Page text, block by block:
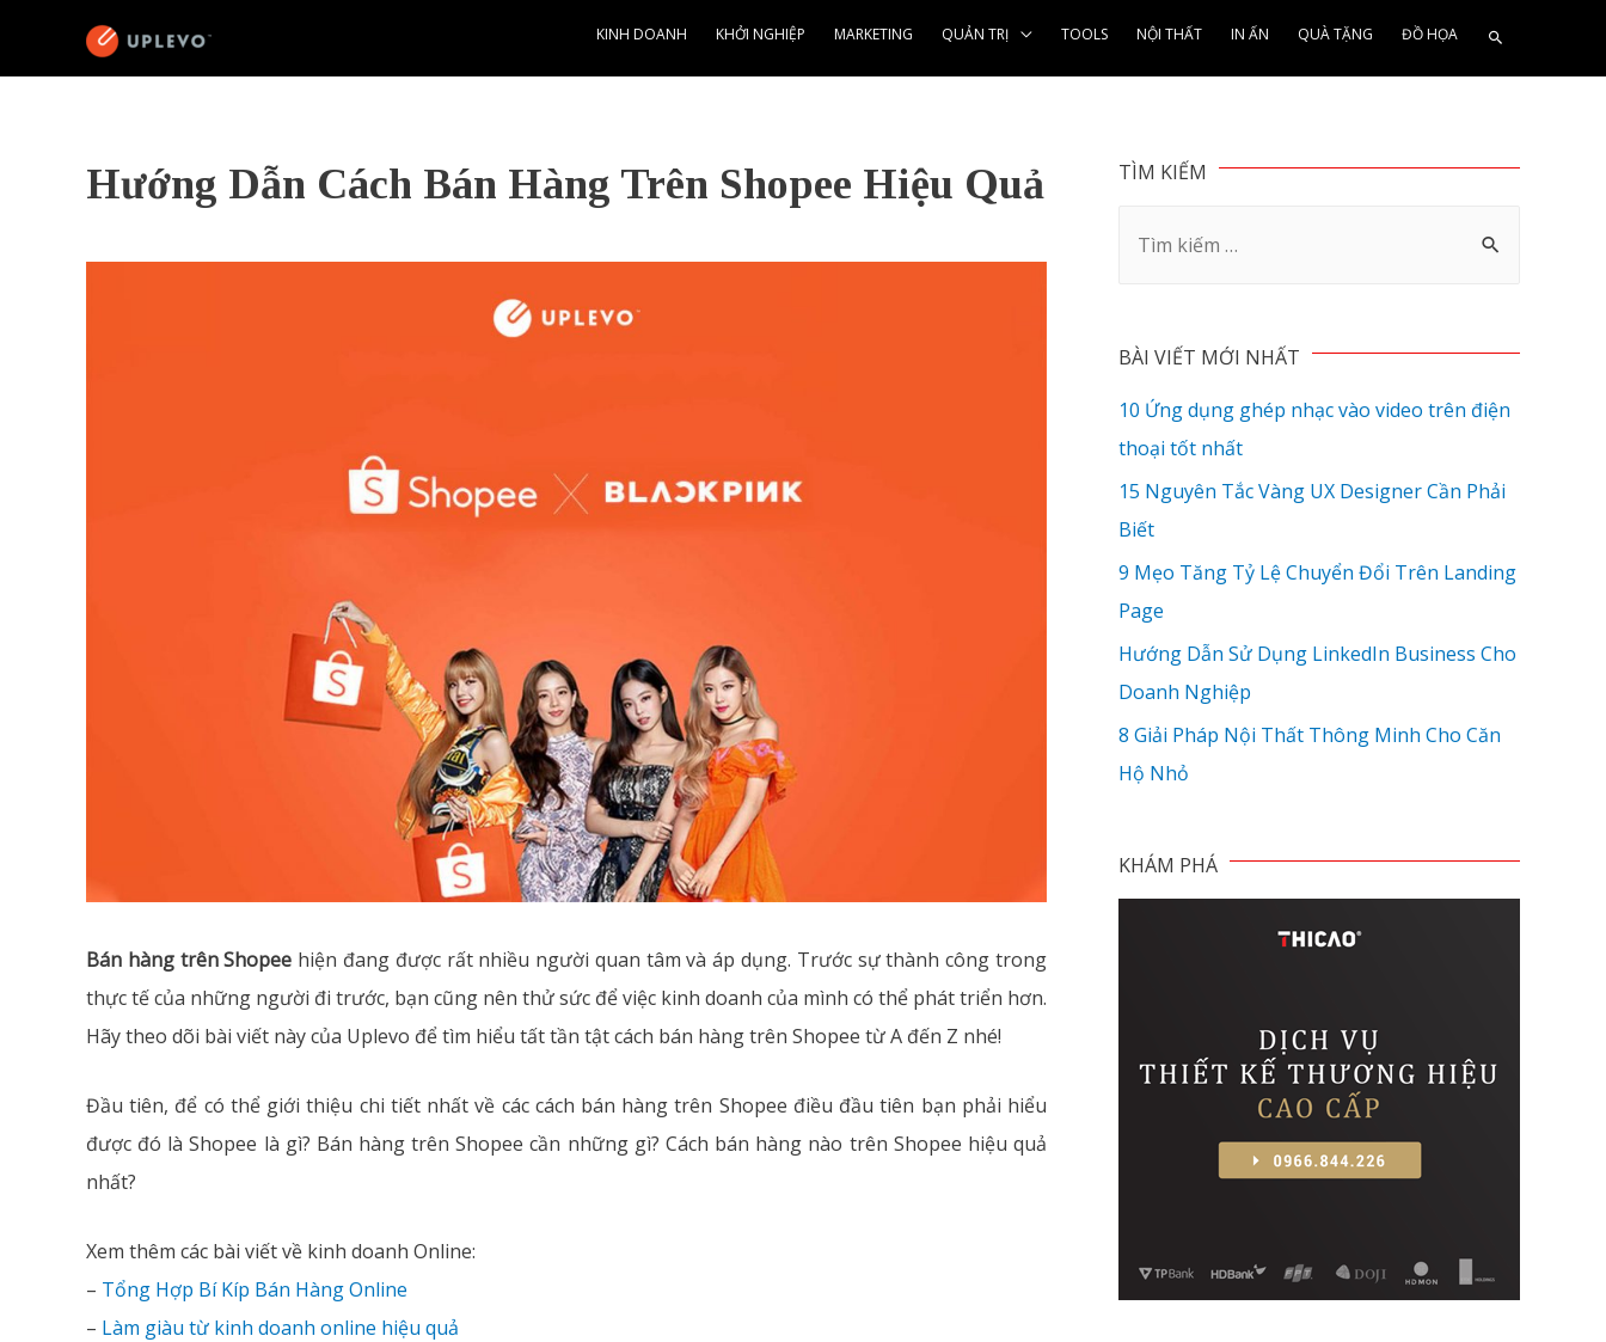
KINH DOANH KHỞI NGHIỆP MARKETING QUẢN TRỊ TOOLS NỘI THẤT IN ẤN QUÀ TẶNG ĐỒ HỌA
Hướng Dẫn Cách Bán Hàng Trên Shopee Hiệu Quả
Bán hàng trên Shopee hiện đang được rất nhiều người quan tâm và áp dụng. Trước sự thành công trong
thực tế của những người đi trước, bạn cũng nên thử sức để việc kinh doanh của mình có thể phát triển hơn.
Hãy theo dõi bài viết này của Uplevo để tìm hiểu tất tần tật cách bán hàng trên Shopee từ A đến Z nhé!
Đầu tiên, để có thể giới thiệu chi tiết nhất về các cách bán hàng trên Shopee điều đầu tiên bạn phải hiểu
được đó là Shopee là gì? Bán hàng trên Shopee cần những gì? Cách bán hàng nào trên Shopee hiệu quả
nhất?
Xem thêm các bài viết về kinh doanh Online:
– Tổng Hợp Bí Kíp Bán Hàng Online
– Làm giàu từ kinh doanh online hiệu quả
TÌM KIẾM
BÀI VIẾT MỚI NHẤT
10 Ứng dụng ghép nhạc vào video trên điện
thoại tốt nhất
15 Nguyên Tắc Vàng UX Designer Cần Phải
Biết
9 Mẹo Tăng Tỷ Lệ Chuyển Đổi Trên Landing
Page
Hướng Dẫn Sử Dụng LinkedIn Business Cho
Doanh Nghiệp
8 Giải Pháp Nội Thất Thông Minh Cho Căn
Hộ Nhỏ
KHÁM PHÁ